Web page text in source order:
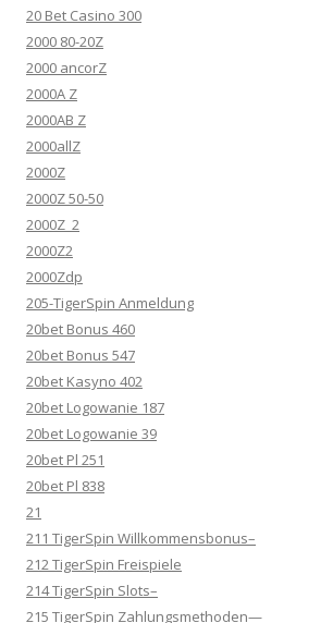
20 Bet Casino 300
2000 80-20Z
2000 ancorZ
2000A Z
2000AB Z
2000allZ
2000Z
2000Z 50-50
2000Z_2
2000Z2
2000Zdp
205-TigerSpin Anmeldung
20bet Bonus 460
20bet Bonus 547
20bet Kasyno 402
20bet Logowanie 187
20bet Logowanie 39
20bet Pl 251
20bet Pl 838
21
211 TigerSpin Willkommensbonus–
212 TigerSpin Freispiele
214 TigerSpin Slots–
215 TigerSpin Zahlungsmethoden—